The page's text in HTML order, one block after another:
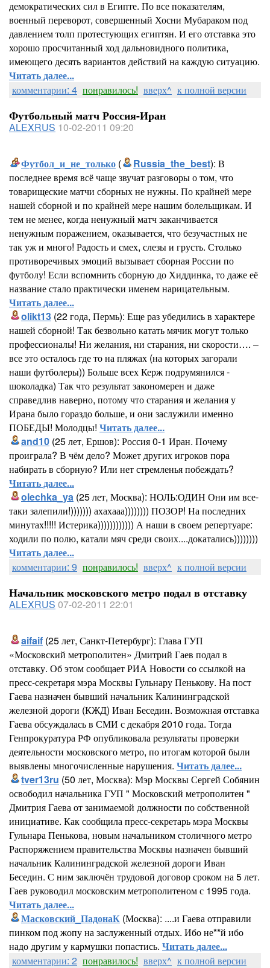
демократических сил в Египте. По все показателям,
военный переворот, совершенный Хосни Мубараком под
давлением толп протестующих египтян. И его отставка это
хорошо просчитанный ход дальновидного политика,
имеющего десять вариантов действий на каждую ситуацию.
Читать далее...
комментарии: 4 понравилось! вверх^ к полной версии
Футбольный матч Россия-Иран
ALEXRUS 10-02-2011 09:20
Футбол_и_не_только ( Russia_the_best): В
последнее время всё чаще звучат разговоры о том, что
товарищеские матчи сборных не нужны. По крайней мере
нашей сборной и по крайней мере нашим болельщикам. И
тем не менее, когда ненужный матч заканчивается
ненужным поражением, оказывается, что безучастных не
так уж и много! Радость и смех, слезы и грусть. Столько
противоречивых эмоций вызывает сборная России по
футболу! Если вспомнить сборную до Хиддинка, то даже её
название стало практически именем нарицательным.
Читать далее...
olikt13 (22 года, Пермь): Еще раз убедились в характере
нашей сборной! Так безвольно катать мячик могут только
профессионалы! Ни желания, ни старания, ни скорости…. –
все это осталось где то на пляжах (на которых загорали
наши футболеры)) Больше всех Керж подрумянился -
шоколадка) Так что результат закономерен и даже
справедлив наверно, потому что старания и желания у
Ирана было гораздо больше, и они заслужили именно
ПОБЕДЫ! Молодцы! Читать далее...
and10 (25 лет, Ершов): Россия 0-1 Иран. Почему
проиграла? В чём дело? Может других игроков пора
набирать в сборную? Или нет стремленья побеждать?
Читать далее...
olechka_ya (25 лет, Москва): НОЛЬ:ОДИН Они им все-
таки залепили!))))))) ахахааа)))))))) ПОЗОР! На последних
минутах!!!!! Истерика)))))))))))) А наши в своем репертуаре:
ходили по полю, катали мяч среди своих....докатались))))))))
Читать далее...
комментарии: 9 понравилось! вверх^ к полной версии
Начальник московского метро подал в отставку
ALEXRUS 07-02-2011 22:01
aifaif (25 лет, Санкт-Петербург): Глава ГУП
«Московский метрополитен» Дмитрий Гаев подал в
отставку. Об этом сообщает РИА Новости со ссылкой на
пресс-секретаря мэра Москвы Гульнару Пенькову. На пост
Гаева назначен бывший начальник Калининградской
железной дороги (КЖД) Иван Беседин. Возможная отставка
Гаева обсуждалась в СМИ с декабря 2010 года. Тогда
Генпрокуратура РФ опубликовала результаты проверки
деятельности московского метро, по итогам которой были
выявлены многочисленные нарушения. Читать далее...
tver13ru (50 лет, Москва): Мэр Москвы Сергей Собянин
освободил начальника ГУП " Московский метрополитен "
Дмитрия Гаева от занимаемой должности по собственной
инициативе. Как сообщила пресс-секретарь мэра Москвы
Гульнара Пенькова, новым начальником столичного метро
Распоряжением правительства Москвы назначен бывший
начальник Калининградской железной дороги Иван
Беседин. С ним заключён трудовой договор сроком на 5 лет.
Гаев руководил московским метрополитеном с 1995 года.
Читать далее...
Масковский_ПадонаК (Москва): ....и Гаева отправили
пинком под жопу на заслуженный отдых. Ибо не**й ибо
надо другим у кармушки попастись. Читать далее...
комментарии: 2 понравилось! вверх^ к полной версии